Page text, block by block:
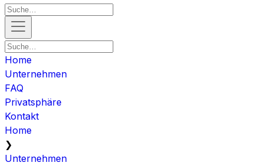
Home
Unternehmen
FAQ
Privatsphäre
Kontakt
Home
❯
Unternehmen